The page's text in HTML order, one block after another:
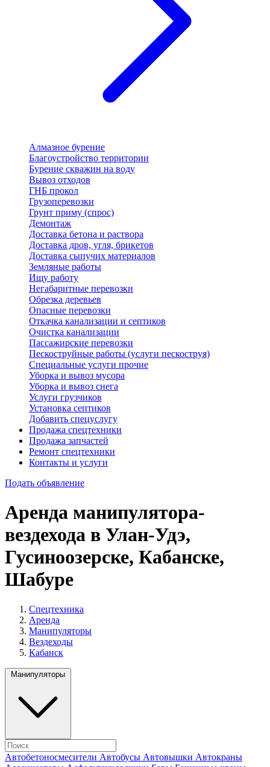
Алмазное бурение
Благоустройство территории
Бурение скважин на воду
Вывоз отходов
ГНБ прокол
Грузоперевозки
Грунт приму (спрос)
Демонтаж
Доставка бетона и раствора
Доставка дров, угля, брикетов
Доставка сыпучих материалов
Земляные работы
Ищу работу
Негабаритные перевозки
Обрезка деревьев
Опасные перевозки
Откачка канализации и септиков
Очистка канализации
Пассажирские перевозки
Пескоструйные работы (услуги пескоструя)
Специальные услуги прочие
Уборка и вывоз мусора
Уборка и вывоз снега
Услуги грузчиков
Установка септиков
Добавить спецуслугу
Продажа спецтехники
Продажа запчастей
Ремонт спецтехники
Контакты и услуги
Подать объявление
Аренда манипулятора-
вездехода в Улан-Удэ,
Гусиноозерске, Кабанске,
Шабуре
Спецтехника
Аренда
Манипуляторы
Вездеходы
Кабанск
Манипуляторы
Автобетоносмесители Автобусы Автовышки Автокраны